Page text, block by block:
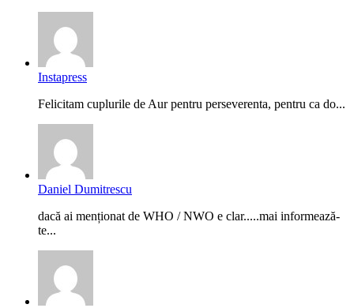
Instapress
Felicitam cuplurile de Aur pentru perseverenta, pentru ca do...
Daniel Dumitrescu
dacă ai menționat de WHO / NWO e clar.....mai informează-
te...